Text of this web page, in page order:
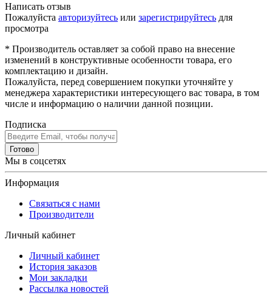
Написать отзыв
Пожалуйста авторизуйтесь или зарегистрируйтесь для
просмотра
* Производитель оставляет за собой право на внесение
изменений в конструктивные особенности товара, его
комплектацию и дизайн.
Пожалуйста, перед совершением покупки уточняйте у
менеджера характеристики интересующего вас товара, в том
числе и информацию о наличии данной позиции.
Подписка
Готово
Мы в соцсетях
Информация
Связаться с нами
Производители
Личный кабинет
Личный кабинет
История заказов
Мои закладки
Рассылка новостей